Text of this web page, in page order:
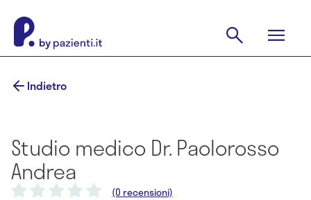
Indietro
Studio medico Dr. Paolorosso
Andrea
(0 recensioni)